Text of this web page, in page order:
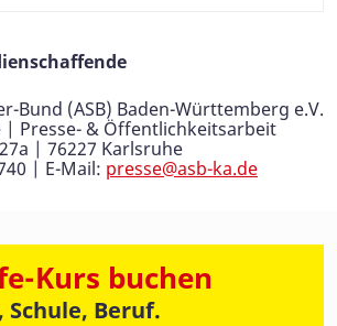
Bund (ASB) Baden-Württemberg e.V.
| Presse- & Öffentlichkeitsarbeit
| 76227 Karlsruhe
| E-Mail: presse@asb-ka.de
Kurs buchen
Schule, Beruf.